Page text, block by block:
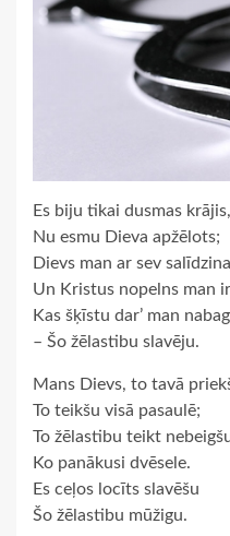
Es biju tikai dusmas krājis,
Nu esmu Dieva apžēlots;
Dievs man ar sev
Un Kristus nopelns man
Kas šķīstu dar’ man
– Šo žēlastibu slavēju.
Mans Dievs, to tavā
To teikšu visā pasaulē;
To žēlastibu teikt
Ko panākusi dvēsele.
Es ceļos locīts slavēšu
Šo žēlastibu mūžigu.